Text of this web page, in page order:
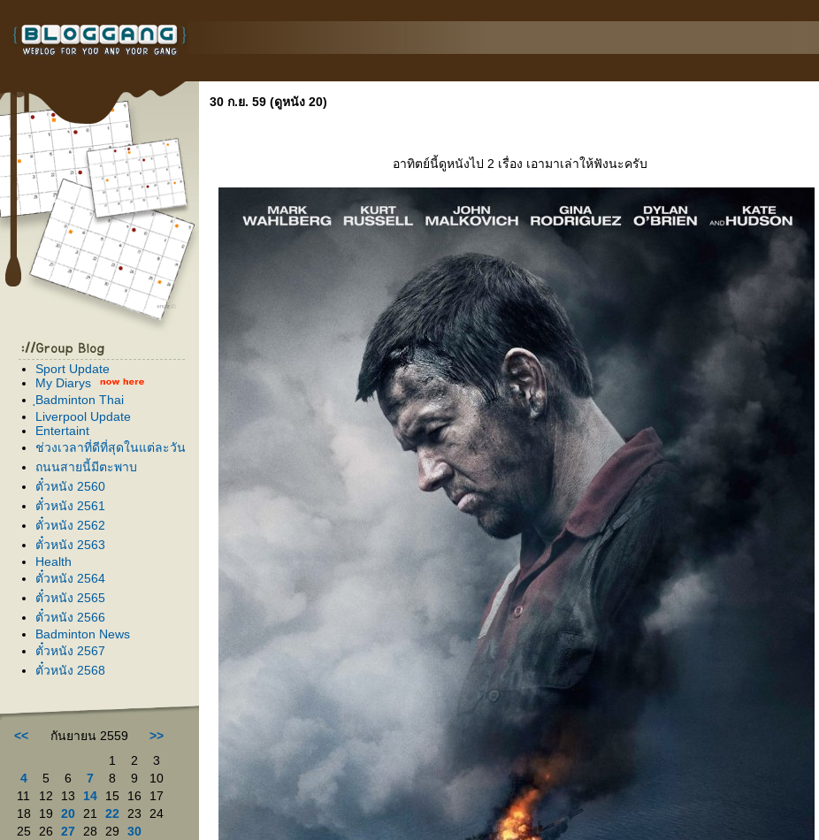
Sport Update
My Diarys
ฺBadminton Thai
Liverpool Update
Entertaint
ช่วงเวลาที่ดีที่สุดในแต่ละวัน
ถนนสายนี้มีตะพาบ
ตั๋วหนัง 2560
ตั๋วหนัง 2561
ตั๋วหนัง 2562
ตั๋วหนัง 2563
Health
ตั๋วหนัง 2564
ตั๋วหนัง 2565
ตั๋วหนัง 2566
Badminton News
ตั๋วหนัง 2567
ตั๋วหนัง 2568
<< กันยายน 2559
>>
1
2
3
4
5 6 7 8 9
10
11
12 13 14 15 16
17
18
19 20 21 22 23
24
25
26 27 28 29 30
30 ก.ย. 59 (ดูหนัง 20)
อาทิตย์นี้ดูหนังไป 2 เรื่อง เอามาเล่าให้ฟังนะครับ